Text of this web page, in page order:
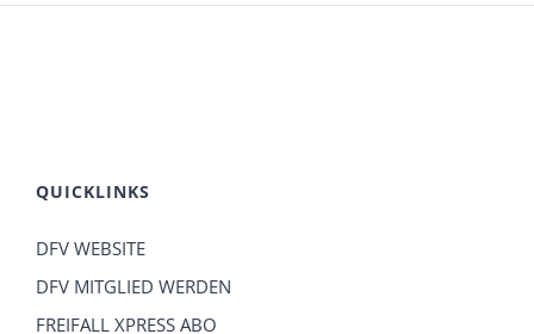
QUICKLINKS
DFV WEBSITE
DFV MITGLIED WERDEN
FREIFALL XPRESS ABO